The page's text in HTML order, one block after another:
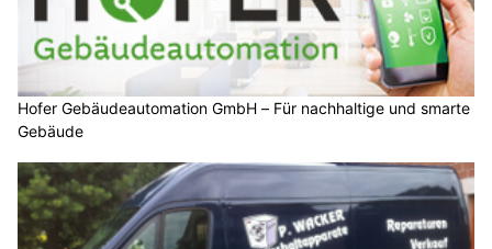
Hofer Gebäudeautomation GmbH – Für nachhaltige und smarte
Gebäude